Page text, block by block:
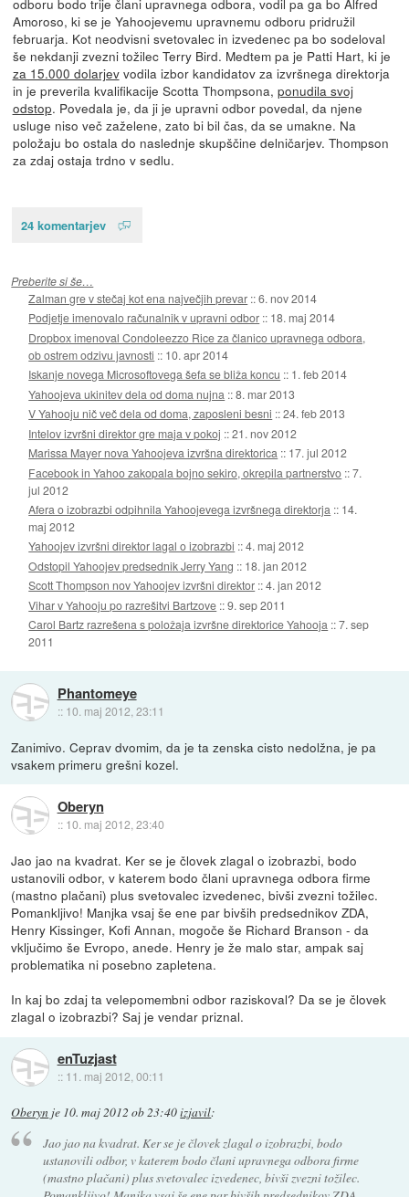
Amoroso, ki se je Yahoojevemu upravnemu odboru pridružil
februarja. Kot neodvisni svetovalec in izvedenec pa bo sodeloval
še nekdanji zvezni tožilec Terry Bird. Medtem pa je Patti Hart, ki je
za 15.000 dolarjevvodila izbor kandidatov za izvršnega direktorja
in je preverila kvalifikacije Scotta Thompsona, ponudila svoj
odstop. Povedala je, da ji je upravni odbor povedal, da njene
usluge niso več zaželene, zato bi bil čas, da se umakne. Na
položaju bo ostala do naslednje skupščine delničarjev. Thompson
za zdaj ostaja trdno v sedlu.
24 komentarjev
Preberite si še…
Zalman gre v stečaj kot ena največjih prevar ::6. nov 2014
Podjetje imenovalo računalnik v upravni odbor :: 18. maj 2014
Dropbox imenoval Condoleezzo Rice za članico upravnega odbora,
ob ostrem odzivu javnosti :: 10. apr 2014
Iskanje novega Microsoftovega šefa se bliža koncu :: 1. feb 2014
Yahoojeva ukinitev dela od doma nujna ::8. mar 2013
V Yahooju nič več dela od doma, zaposleni besni ::24. feb 2013
Intelov izvršni direktor gre maja v pokoj ::21. nov 2012
Marissa Mayer nova Yahoojeva izvršna direktorica :: 17. jul 2012
Facebook in Yahoo zakopala bojno sekiro, okrepila partnerstvo ::7.
jul 2012
Afera o izobrazbi odpihnila Yahoojevega izvršnega direktorja :: 14.
maj 2012
Yahoojev izvršni direktor lagal o izobrazbi ::4. maj 2012
Odstopil Yahoojev predsednik Jerry Yang :: 18. jan 2012
Scott Thompson nov Yahoojev izvršni direktor ::4. jan 2012
Vihar v Yahooju po razrešitvi Bartzove ::9. sep 2011
Carol Bartz razrešena s položaja izvršne direktorice Yahooja ::7. sep
2011
Phantomeye
:: 10. maj 2012, 23:11
Zanimivo. Ceprav dvomim, da je ta zenska cisto nedolžna, je pa
vsakem primeru grešni kozel.
Oberyn
:: 10. maj 2012, 23:40
Jao jao na kvadrat. Ker se je človek zlagal o izobrazbi, bodo
ustanovili odbor, v katerem bodo člani upravnega odbora firme
(mastno plačani) plus svetovalec izvedenec, bivši zvezni tožilec.
Pomankljivo! Manjka vsaj še ene par bivših predsednikov ZDA,
Henry Kissinger, Kofi Annan, mogoče še Richard Branson - da
vključimo še Evropo, anede. Henry je že malo star, ampak saj
problematika ni posebno zapletena.
In kaj bo zdaj ta velepomembni odbor raziskoval? Da se je človek
zlagal o izobrazbi? Saj je vendar priznal.
enTuzjast
:: 11. maj 2012, 00:11
Oberyn je 10. maj 2012 ob 23:40izjavil:
Jao jao na kvadrat. Ker se je človek zlagal o izobrazbi, bodo
ustanovili odbor, v katerem bodo člani upravnega odbora firme
(mastno plačani) plus svetovalec izvedenec, bivši zvezni tožilec.